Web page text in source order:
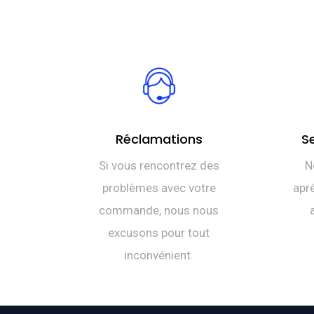
Réclamations
Si vous rencontrez des
problèmes avec votre
commande, nous nous
excusons pour tout
inconvénient.